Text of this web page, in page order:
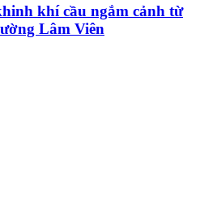
khí cầu ngắm cảnh từ
Lâm Viên